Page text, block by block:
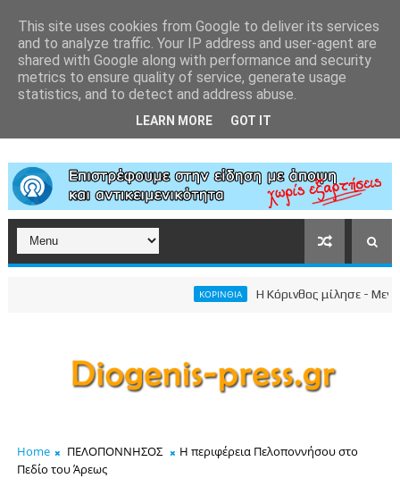
ΚΟΡΙΝΘΙΑ Η Κόρινθος μίλησε -
Home ΠΕΛΟΠΟΝΝΗΣΟΣ
Η περιφέρεια Πελοποννήσου στο
Πεδίο του Άρεως
This site uses cookies from Google to deliver its services
and to analyze traffic. Your IP address and user-agent are
shared with Google along with performance and security
metrics to ensure quality of service, generate usage
statistics, and to detect and address abuse.
LEARN MORE GOT IT